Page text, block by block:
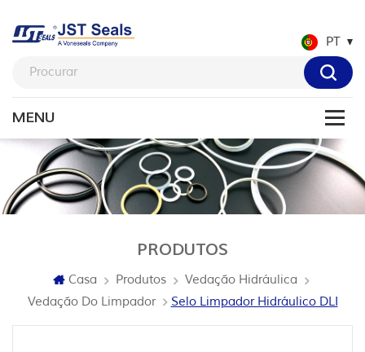
PT
PRODUTOS
Casa Produtos
Vedação Hidráulica
Vedação Do Limpador
Selo Limpador Hidráulico DLI